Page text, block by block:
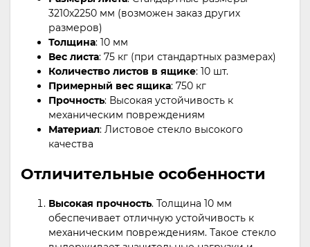
3210х2250 мм (возможен заказ других
размеров)
Толщина: 10 мм
Вес листа: 75 кг (при стандартных размерах)
Количество листов в ящике: 10 шт.
Примерный вес ящика: 750 кг
Прочность: Высокая устойчивость к
механическим повреждениям
Материал: Листовое стекло высокого
качества
Отличительные особенности
Высокая прочность. Толщина 10 мм
обеспечивает отличную устойчивость к
механическим повреждениям. Такое стекло